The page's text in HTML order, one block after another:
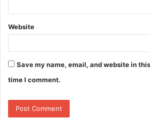
Website
Save my name, email, and website in
time I comment.